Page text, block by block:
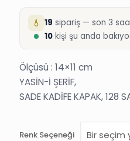
19 sipariş — son 3
10 kişi şu anda
Ölçüsü : 14×11 cm
YASİN-İ ŞERİF,
SADE KADİFE KAPAK, 128
Renk Seçeneği